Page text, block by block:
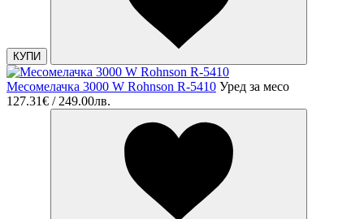
КУПИ
Месомелачка 3000 W Rohnson R-5410 Уред за месо
127.31€ / 249.00лв.